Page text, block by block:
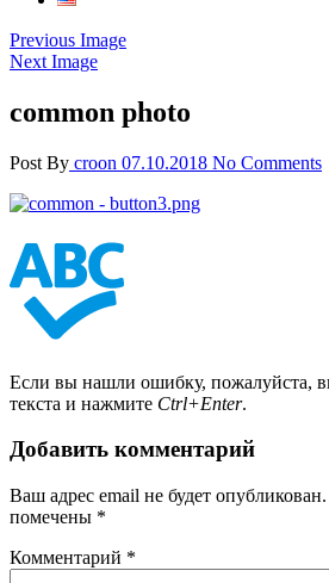
Previous Image
Next Image
common photo
Post By croon 07.10.2018 No Comments
Если вы нашли ошибку, пожалуйста,
текста и нажмите Ctrl+Enter.
Добавить комментарий
Ваш адрес email не будет опубликован.
помечены *
Комментарий *